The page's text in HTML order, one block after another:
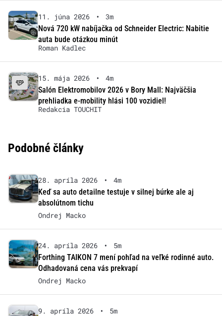
11. júna 2026 •
3m
Nová 720 kW nabíjačka od Schneider Electric: Nabitie
auta bude otázkou minút
Roman Kadlec
15. mája 2026 •
4m
Salón Elektromobilov 2026 v Bory Mall: Najväčšia
prehliadka e-mobility hlási 100 vozidiel!
Redakcia TOUCHIT
Podobné články
28. apríla 2026 •
4m
Keď sa auto detailne testuje v silnej búrke ale aj
absolútnom tichu
Ondrej Macko
24. apríla 2026 •
5m
Forthing TAIKON 7 mení pohľad na veľké rodinné auto.
Odhadovaná cena vás prekvapí
Ondrej Macko
9. apríla 2026 •
5m